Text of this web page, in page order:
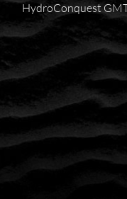
HydroConquest